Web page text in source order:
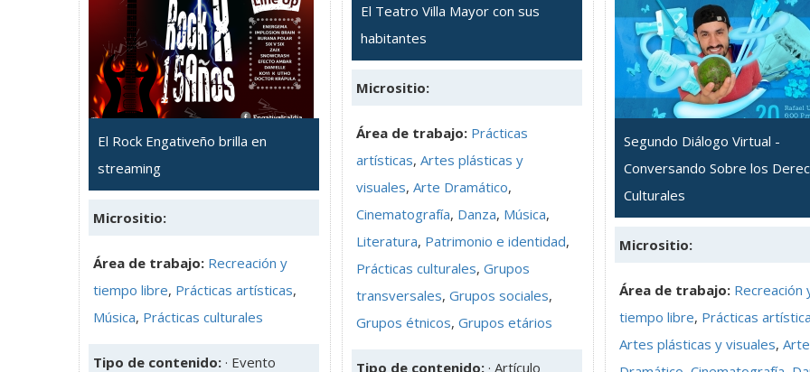
El Rock Engativeño brilla en
streaming
Micrositio:
Área de trabajo: Recreación y
tiempo libre, Prácticas artísticas,
Música, Prácticas culturales
Tipo de contenido: · Evento
El Teatro Villa Mayor con sus
habitantes
Micrositio:
Área de trabajo: Prácticas
artísticas, Artes plásticas y
visuales, Arte Dramático,
Cinematografía, Danza, Música,
Literatura, Patrimonio e identidad,
Prácticas culturales, Grupos
transversales, Grupos sociales,
Grupos étnicos, Grupos etários
Tipo de contenido: · Artículo
Segundo Diálogo Virtual -
Conversando Sobre los
Culturales
Micrositio:
Área de trabajo: Recreación
tiempo libre, Prácticas
Artes plásticas y visuales, Arte